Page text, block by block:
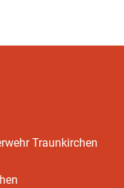
Traunkirchen